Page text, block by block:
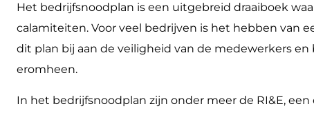
Het bedrijfsnoodplan is een uitgebreid draaiboek
calamiteiten. Voor veel bedrijven is het hebben van
dit plan bij aan de veiligheid van de medewerkers
eromheen.
In het bedrijfsnoodplan zijn onder meer de RI&E,